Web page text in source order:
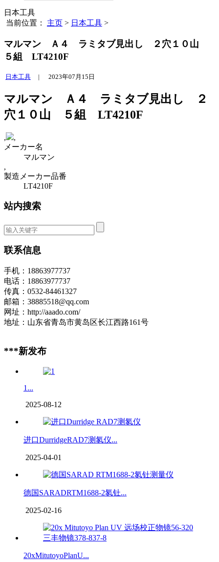
日本工具
当前位置： 主页 > 日本工具 >
マルマン Ａ４ ラミタブ見出し ２穴１０山
５組 LT4210F
日本工具 | 2023年07月15日
マルマン Ａ４ ラミタブ見出し ２
穴１０山 ５組 LT4210F
,
,
メーカー名
マルマン
,
製造メーカー品番
LT4210F
站内搜索
联系信息
手机：18863977737
电话：18863977737
传真：0532-84461327
邮箱：38885518@qq.com
网址：http://aaado.com/
地址：山东省青岛市黄岛区长江西路161号
***新发布
1...
2025-08-12
进口DurridgeRAD7测氡仪...
2025-04-01
德国SARADRTM1688-2氡钍...
2025-02-16
20xMitutoyoPlanU...